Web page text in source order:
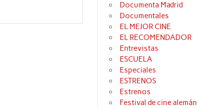
Documenta Madrid
Documentales
EL MEJOR CINE
EL RECOMENDADOR
Entrevistas
ESCUELA
Especiales
ESTRENOS
Estrenos
Festival de cine alemán